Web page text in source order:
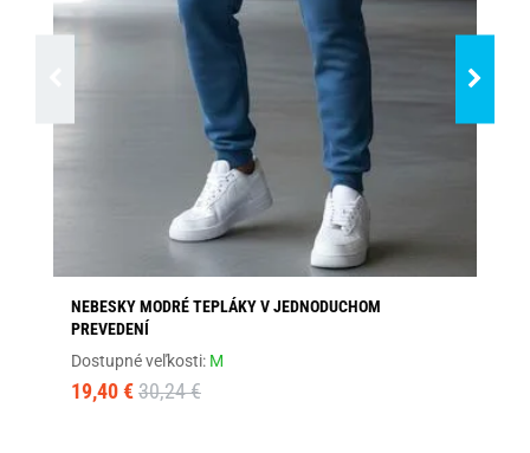
NEBESKY MODRÉ TEPLÁKY V JEDNODUCHOM
PREVEDENÍ
Dostupné veľkosti: M
19,40 € 30,24 €